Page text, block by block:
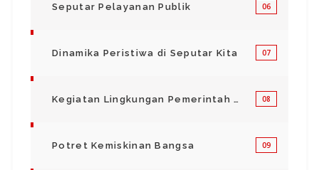
Seputar Pelayanan Publik 06
Dinamika Peristiwa di Seputar Kita 07
Kegiatan Lingkungan Pemerintah Kabupaten di Indonesia 08
Potret Kemiskinan Bangsa 09